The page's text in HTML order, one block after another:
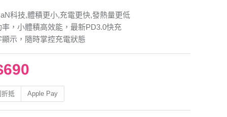
科技,體積更小,充電更快,發熱量更低
，小體積高效能，最新PD3.0快充
示，隨時掌控充電狀態
抵 Apple Pay